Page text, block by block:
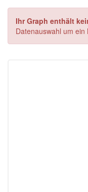
Ihr Graph enthält
Datenauswahl um